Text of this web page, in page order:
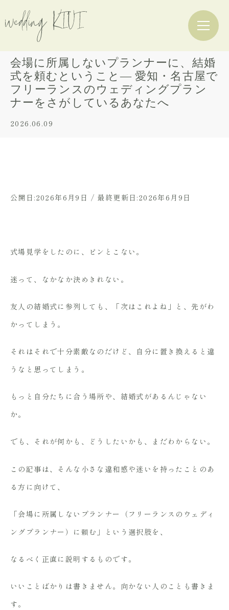
会場に所属しないプランナーに、結婚
式を頼むということ― 愛知・名古屋で
フリーランスのウェディングプラン
ナーをさがしているあなたへ
2026.06.09
公開日:2026年6月9日 / 最終更新日:2026年6月9日
式場見学をしたのに、ピンとこない。
迷って、なかなか決めきれない。
友人の結婚式に参列しても、「次はこれよね」と、先がわ
かってしまう。
それはそれで十分素敵なのだけど、自分に置き換えると違
うなと思ってしまう。
もっと自分たちに合う場所や、結婚式があるんじゃない
か。
でも、それが何かも、どうしたいかも、まだわからない。
この記事は、そんな小さな違和感や迷いを持ったことのあ
る方に向けて、
「会場に所属しないプランナー（フリーランスのウェディ
ングプランナー）に頼む」という選択肢を、
なるべく正直に説明するものです。
いいことばかりは書きません。向かない人のことも書きま
す。